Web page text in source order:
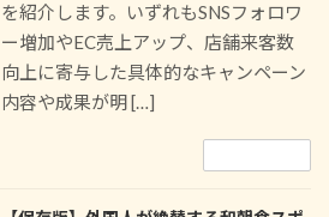
を紹介します。いずれもSNSフォロワ
ー増加やEC売上アップ、店舗来客数
向上に寄与した具体的なキャンペーン
内容や成果が明 […]